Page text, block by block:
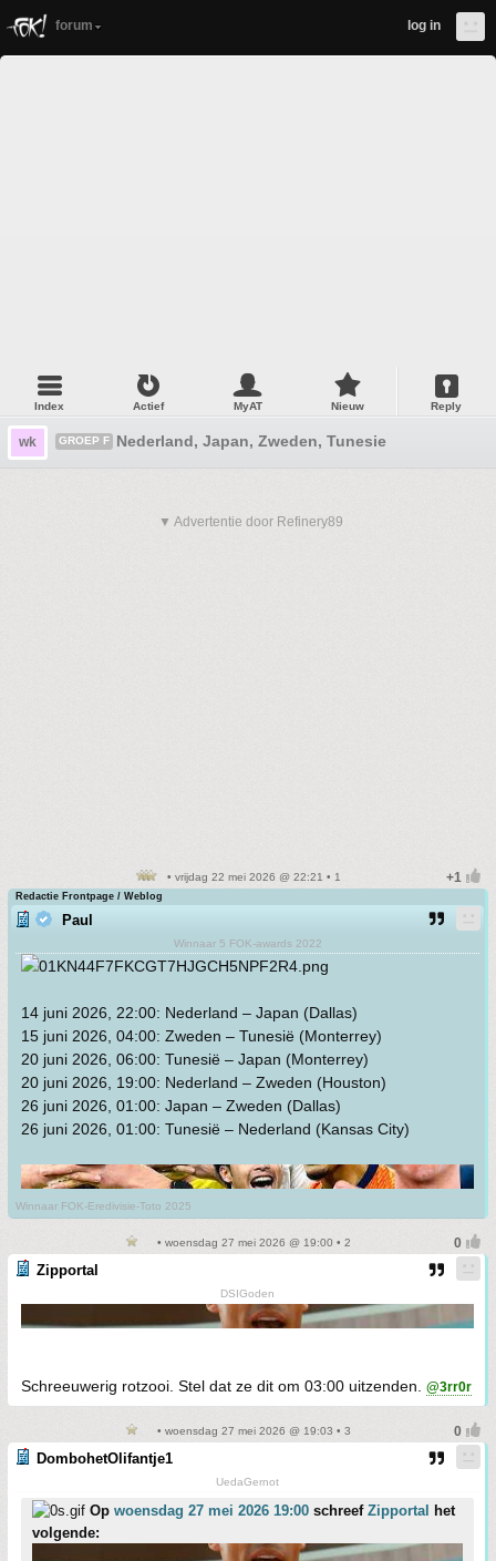
forum log in
Index Actief MyAT Nieuw Reply
wk GROEP F Nederland, Japan, Zweden, Tunesie
▼ Advertentie door Refinery89
• vrijdag 22 mei 2026 @ 22:21 • 1
Redactie Frontpage / Weblog
Paul
Winnaar 5 FOK-awards 2022
14 juni 2026, 22:00: Nederland – Japan (Dallas)
15 juni 2026, 04:00: Zweden – Tunesië (Monterrey)
20 juni 2026, 06:00: Tunesië – Japan (Monterrey)
20 juni 2026, 19:00: Nederland – Zweden (Houston)
26 juni 2026, 01:00: Japan – Zweden (Dallas)
26 juni 2026, 01:00: Tunesië – Nederland (Kansas City)
Winnaar FOK-Eredivisie-Toto 2025
• woensdag 27 mei 2026 @ 19:00 • 2
Zipportal
DSIGoden
Schreeuwerig rotzooi. Stel dat ze dit om 03:00 uitzenden. @3rr0r
• woensdag 27 mei 2026 @ 19:03 • 3
DombohetOlifantje1
UedaGernot
Op woensdag 27 mei 2026 19:00 schreef Zipportal het
volgende: